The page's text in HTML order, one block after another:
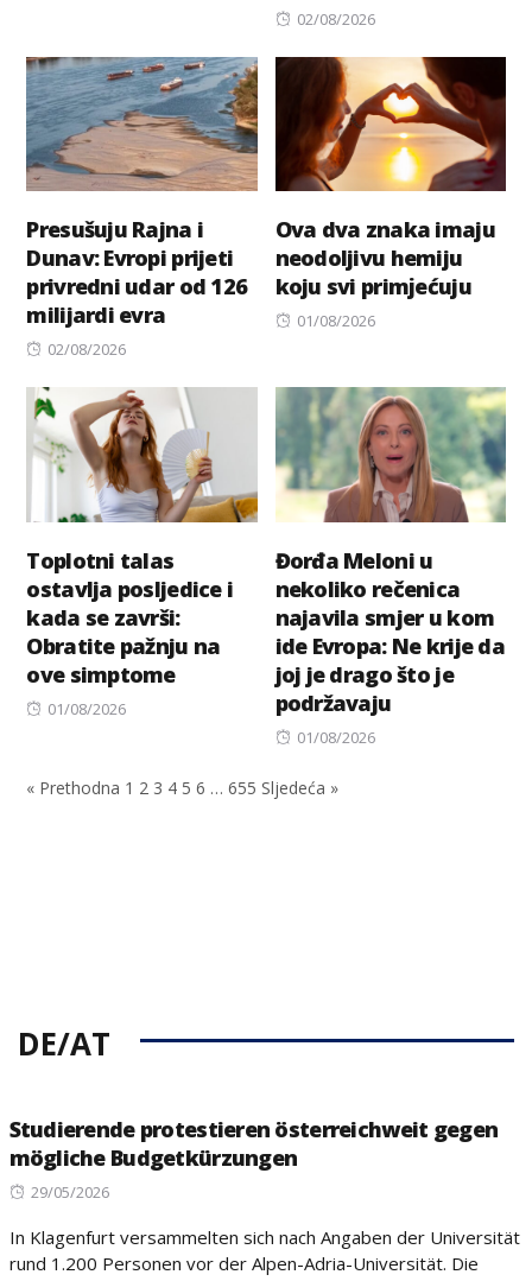
Posted
02/08/2026
Presušuju Rajna i
Dunav: Evropi prijeti
privredni udar od 126
milijardi evra
Posted
02/08/2026
Ova dva znaka imaju
neodoljivu hemiju
koju svi primјećuju
Posted
01/08/2026
Toplotni talas
ostavlja posljedice i
kada se završi:
Obratite pažnju na
ove simptome
Posted
01/08/2026
Đorđa Meloni u
nekoliko rečenica
najavila smjer u kom
ide Evropa: Ne krije da
joj je drago što je
podržavaju
Posted
01/08/2026
« Prethodna 1 2 3 4 5 6 … 655 Sljedeća »
DE/AT
Studierende protestieren österreichweit gegen
mögliche Budgetkürzungen
Posted
29/05/2026
In Klagenfurt versammelten sich nach Angaben der Universität
rund 1.200 Personen vor der Alpen-Adria-Universität. Die